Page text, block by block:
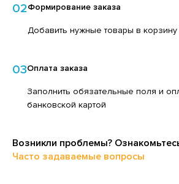
ПИТЬЕВОЕ
БЫСТРОГО ПРИГОТОВЛЕНИЯ
ДЛЯ УХОДА ЗА КОЖЕЙ РУК
ДЛЯ УХОДА ЗА ПОЛОСТЬЮ
ЛИЧНОЙ ГИГИЕНЫ
МОЮЩИЕ,ЧИСТЯЩИЕ
02Формирование заказа
Добавить нужные товары в корзину
03Оплата заказа
Заполнить обязательные поля и
банковской картой
Возникли проблемы?
Часто задаваемые вопросы